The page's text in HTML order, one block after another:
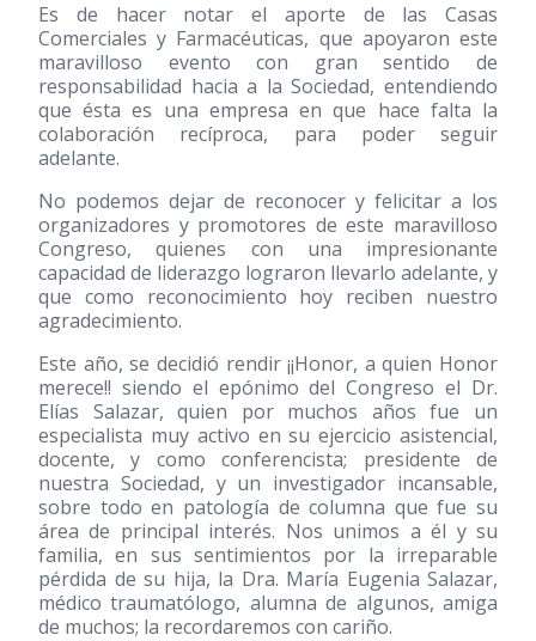
Es de hacer notar el aporte de las Casas
Comerciales y Farmacéuticas, que apoyaron este
maravilloso evento con gran sentido de
responsabilidad hacia a la Sociedad, entendiendo
que ésta es una empresa en que hace falta la
colaboración recíproca, para poder seguir
adelante.
No podemos dejar de reconocer y felicitar a los
organizadores y promotores de este maravilloso
Congreso, quienes con una impresionante
capacidad de liderazgo lograron llevarlo adelante, y
que como reconocimiento hoy reciben nuestro
agradecimiento.
Este año, se decidió rendir ¡¡Honor, a quien Honor
merece!! siendo el epónimo del Congreso el Dr.
Elías Salazar, quien por muchos años fue un
especialista muy activo en su ejercicio asistencial,
docente, y como conferencista; presidente de
nuestra Sociedad, y un investigador incansable,
sobre todo en patología de columna que fue su
área de principal interés. Nos unimos a él y su
familia, en sus sentimientos por la irreparable
pérdida de su hija, la Dra. María Eugenia Salazar,
médico traumatólogo, alumna de algunos, amiga
de muchos; la recordaremos con cariño.